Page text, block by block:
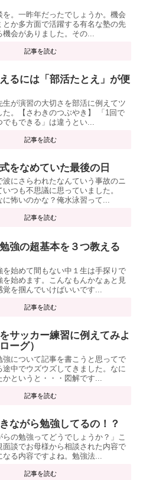
を。一昨年だったでしょうか。機会
とか多方面で活躍する有名な塾の先
会がありました。その...
記事を読む
るには「部活たとえ」が便
生が演習の大切さを部活に例えてツ
た。【さわきのつぶやき】 「1回で
もできる」は違うとい...
記事を読む
をなめていた最後の日
にさらわれたなんていう事故のニ
いつも不思議に思っていました。
に怖いのかな？俺水泳習って...
記事を読む
強の超基本を３つ教える
を始めて間もない中１生は手探りで
を始めます。こんなもんかなぁと見
を掴んでいけばいいです...
記事を読む
サッカー練習に例えてみよ
ーグ）
強について記事を書こうと思ってで
途中でウズウズしてきました。なに
というと・・・図解です...
記事を読む
ながら勉強してるの！？
らの勉強ってどうでしょうか？」こ
面談でお母様から相談された内容で
る内容ですよね。勉強法...
記事を読む